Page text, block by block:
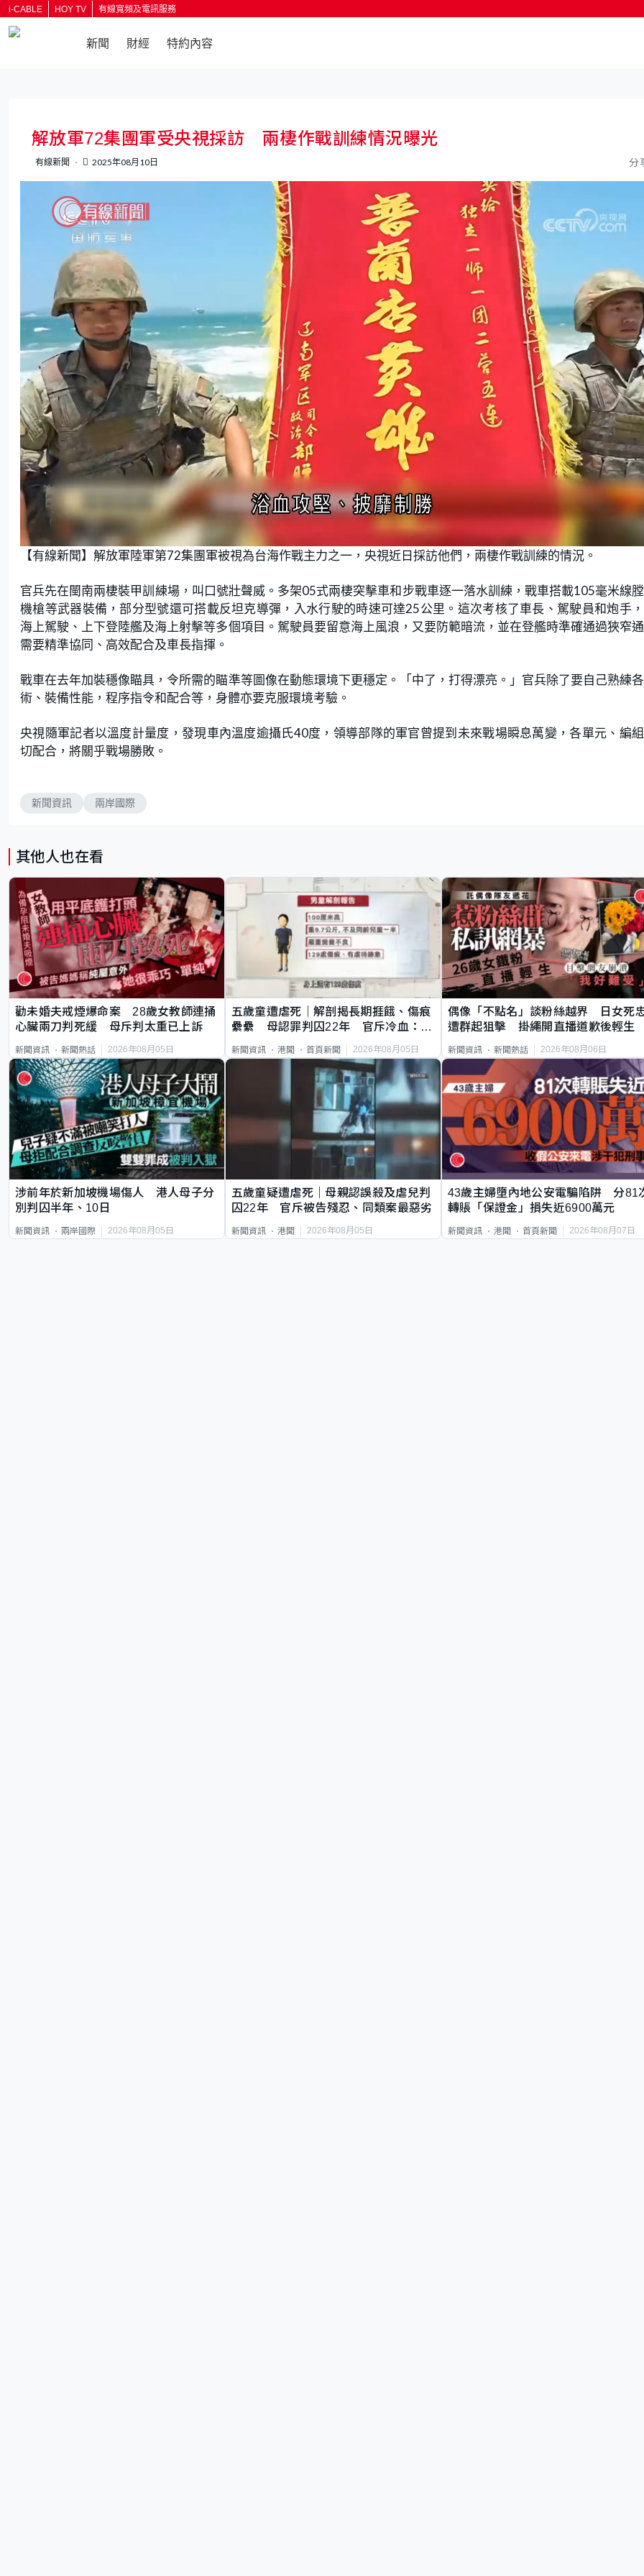
i-CABLE HOY TV 有線寬頻及電訊服務
新聞 財經 特約內容
解放軍72集團軍受央視採訪 兩棲作戰訓練情況曝光
有線新聞 2025年08月10日 分
n
m
u
a
d
2
5
.
4
7
%
【有線新聞】解放軍陸軍第72集團軍被視為台海作戰主力之一，央視近日採訪他們，兩棲作戰訓練的情況。
官兵先在閩南兩棲裝甲訓練場，叫口號壯聲威。多架05式兩棲突擊車和步戰車逐一落水訓練，戰車搭載105毫米線
機槍等武器裝備，部分型號還可搭載反坦克導彈，入水行駛的時速可達25公里。這次考核了車長、駕駛員和炮手
海上駕駛、上下登陸艦及海上射擊等多個項目。駕駛員要留意海上風浪，又要防範暗流，並在登艦時準確通過狹窄
需要精準協同、高效配合及車長指揮。
戰車在去年加裝穩像瞄具，令所需的瞄準等圖像在動態環境下更穩定。「中了，打得漂亮。」官兵除了要自己熟練
術、裝備性能，程序指令和配合等，身體亦要克服環境考驗。
央視隨軍記者以溫度計量度，發現車內溫度逾攝氏40度，領導部隊的軍官曾提到未來戰場瞬息萬變，各單元、編
切配合，將關乎戰場勝敗。
新聞資訊 兩岸國際
其他人也在看
勸未婚夫戒煙爆命案 28歲女教師連捅
心臟兩刀判死緩 母斥判太重已上訴
新聞資訊 新聞熱話 2026年08月05日
五歲童遭虐死｜解剖揭長期捱餓、傷痕
纍纍 母認罪判囚22年 官斥冷血：同
新聞資訊 港聞 首頁新聞 2026年08月05日
偶像「不點名」談粉絲越界 日女死
遭群起狙擊 掛繩開直播道歉後輕生
新聞資訊 新聞熱話 2026年08月06日
涉前年於新加坡機場傷人 港人母子分
別判囚半年、10日
新聞資訊 兩岸國際 2026年08月05日
五歲童疑遭虐死｜母親認誤殺及虐兒判
囚22年 官斥被告殘忍、同類案最惡劣
新聞資訊 港聞 2026年08月05日
43歲主婦墮內地公安電騙陷阱 分81
轉賬「保證金」損失近6900萬元
新聞資訊 港聞 首頁新聞 2026年08月07日